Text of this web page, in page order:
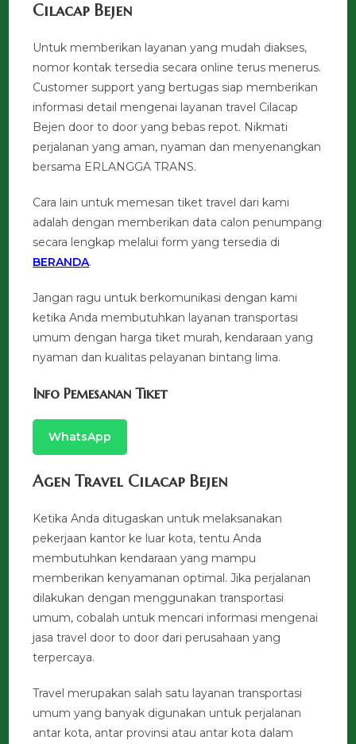
Cilacap Bejen
Untuk memberikan layanan yang mudah diakses,
nomor kontak tersedia secara online terus menerus.
Customer support yang bertugas siap memberikan
informasi detail mengenai layanan travel Cilacap
Bejen door to door yang bebas repot. Nikmati
perjalanan yang aman, nyaman dan menyenangkan
bersama ERLANGGA TRANS.
Cara lain untuk memesan tiket travel dari kami
adalah dengan memberikan data calon penumpang
secara lengkap melalui form yang tersedia di
BERANDA.
Jangan ragu untuk berkomunikasi dengan kami
ketika Anda membutuhkan layanan transportasi
umum dengan harga tiket murah, kendaraan yang
nyaman dan kualitas pelayanan bintang lima.
Info Pemesanan Tiket
WhatsApp
Agen Travel Cilacap Bejen
Ketika Anda ditugaskan untuk melaksanakan
pekerjaan kantor ke luar kota, tentu Anda
membutuhkan kendaraan yang mampu
memberikan kenyamanan optimal. Jika perjalanan
dilakukan dengan menggunakan transportasi
umum, cobalah untuk mencari informasi mengenai
jasa travel door to door dari perusahaan yang
terpercaya.
Travel merupakan salah satu layanan transportasi
umum yang banyak digunakan untuk perjalanan
antar kota, antar provinsi atau antar kota dalam